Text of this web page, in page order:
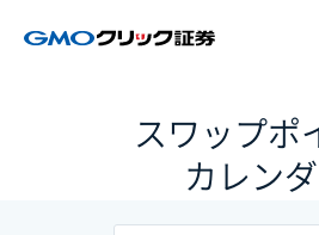
スワップポ
カレン